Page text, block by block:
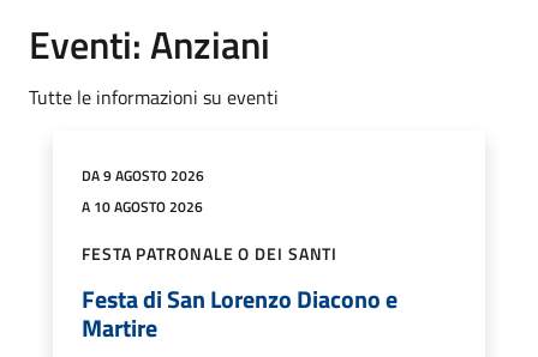
Eventi: Anziani
Tutte le informazioni su eventi
DA 9 AGOSTO 2026
A 10 AGOSTO 2026
FESTA PATRONALE O DEI SANTI
Festa di San Lorenzo Diacono e
Martire